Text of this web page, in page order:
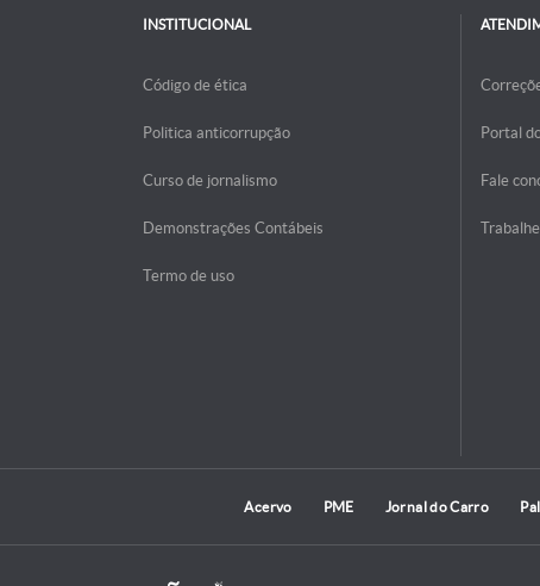
INSTITUCIONAL
Código de ética
Politica anticorrupção
Curso de jornalismo
Demonstrações Contábeis
Termo de uso
Portal
Fale
Acervo PME Jornal do Carro